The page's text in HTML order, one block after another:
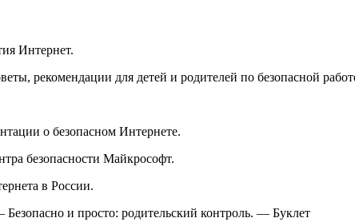
Интернет.
рекомендации для детей и родителей по безопасной
о безопасном Интернете.
безопасности Майкрософт.
в России.
Безопасно и просто: родительский контроль. — Буклет